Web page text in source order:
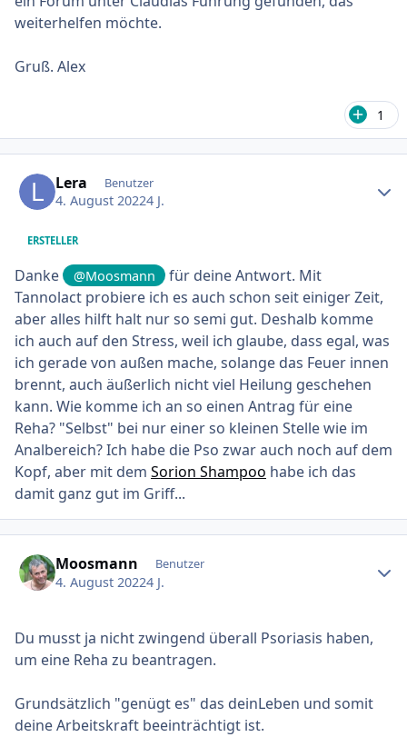
weiterhelfen möchte.
Gruß. Alex
1
Lera Benutzer
4. August 20224 J.
ERSTELLER
Danke @Moosmann
für deine Antwort. Mit
Tannolact probiere ich es auch schon seit einiger Zeit,
aber alles hilft halt nur so semi gut. Deshalb komme
ich auch auf den Stress, weil ich glaube, dass egal, was
ich gerade von außen mache, solange das Feuer innen
brennt, auch äußerlich nicht viel Heilung geschehen
kann. Wie komme ich an so einen Antrag für eine
Reha? "Selbst" bei nur einer so kleinen Stelle wie im
Analbereich? Ich habe die Pso zwar auch noch auf dem
Kopf, aber mit dem Sorion Shampoo habe ich das
damit ganz gut im Griff...
Moosmann Benutzer
4. August 20224 J.
Du musst ja nicht zwingend überall Psoriasis haben,
um eine Reha zu beantragen.
Grundsätzlich "genügt es" das deinLeben und somit
deine Arbeitskraft beeinträchtigt ist.